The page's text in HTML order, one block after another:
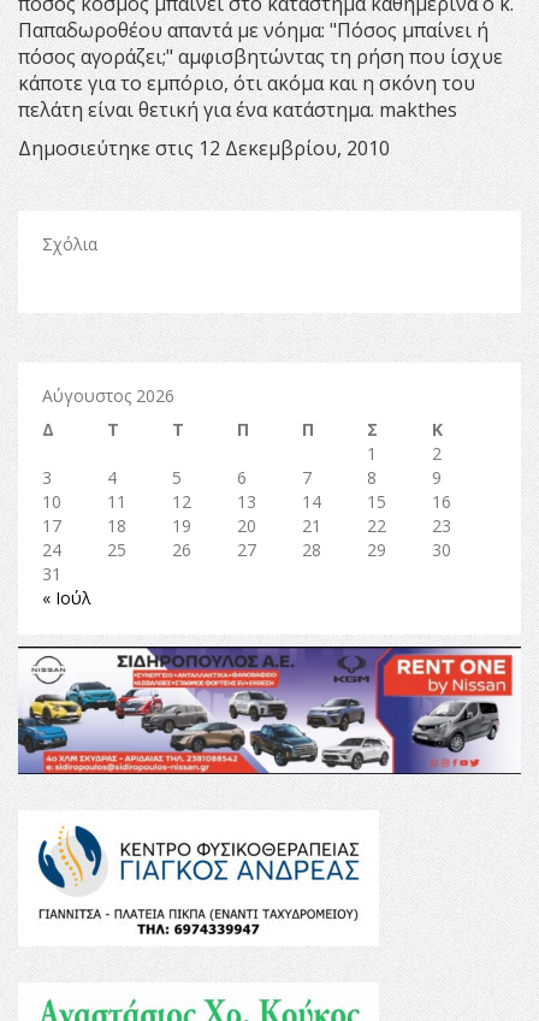
Παπαδωροθέου απαντά με νόημα: "Πόσος μπαίνει ή
πόσος αγοράζει;" αμφισβητώντας τη ρήση που ίσχυε
κάποτε για το εμπόριο, ότι ακόμα και η σκόνη του
πελάτη είναι θετική για ένα κατάστημα. makthes
Δημοσιεύτηκε στις 12 Δεκεμβρίου, 2010
Σχόλια
Αύγουστος 2026
Δ
Τ Τ Π Π Σ
Κ
1
2
3
4 5 6 7 8
9
10
11 12 13 14 15
16
17
18 19 20 21 22
23
24
25 26 27 28 29
30
31
« Ιούλ